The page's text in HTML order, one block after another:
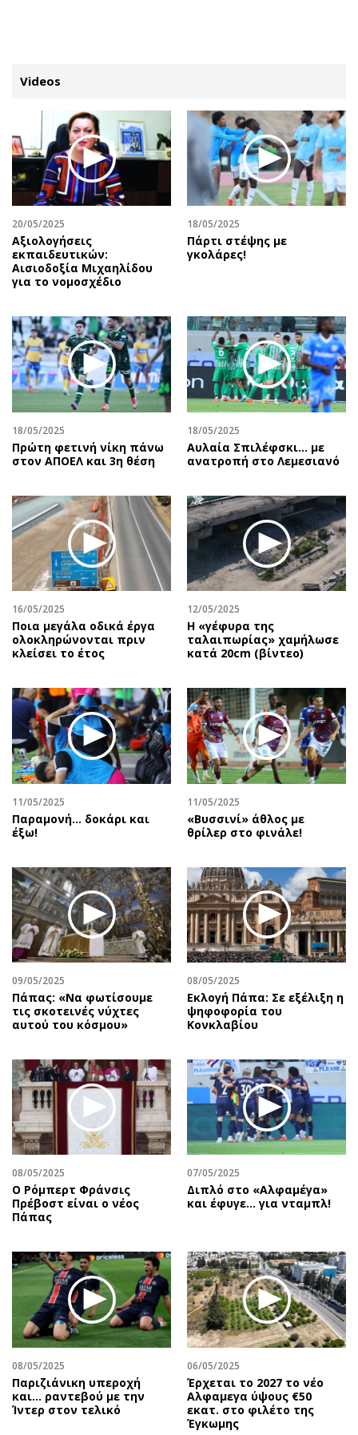
ΚΑΤΗΓΟΡΙΕΣ ΣΥΝΔΕΣΗ
Κύπρος
Παιδεία
Υγεία
Πολιτική
Βουλευτικές 2026
Εκλογές 2024
Δημοσκοπήσεις
Διπλωματία
Αθλητισμός
Κύπρος
Διεθνή
Κληρώσεις Allwyn
Οικονομία
Real Estate
Επιχειρήσεις
Αγορές
Money Review
AstroBank Properties
Trends
Ναυτιλία
Περιβάλλον
Ελλάδα
Κόσμος
Πολιτισμός
Σινεμά
Μουσική
Εικαστικά
Βιβλίο
Χειρόγραφα
Απόψεις
Αρθρογραφία
The Hill
Υγεία
Αγγελίες
Ζητούν εργασία
Θέσεις εργασίας
Geek
Νέα
Social
Αυτοκίνηση
Πολιτική
Οικονομία
Γενικά
Αναδρομές
Πρόσωπα
Περιβάλλον
Good Life
Showbiz
Ταξίδια
Συνταγές
Έξοδος
Εκπομπές
Wine routes
Uncut
Προσφορές
Προσωπικότητες στην ''Κ''
Επιστολές
Videos
20/05/2025
Αξιολογήσεις
εκπαιδευτικών:
Αισιοδοξία Μιχαηλίδου
για το νομοσχέδιο
18/05/2025
Πάρτι στέψης με
γκολάρες!
18/05/2025
Πρώτη φετινή νίκη πάνω
στον ΑΠΟΕΛ και 3η θέση
18/05/2025
Αυλαία Σπιλέφσκι... με
ανατροπή στο Λεμεσιανό
16/05/2025
Ποια μεγάλα οδικά έργα
ολοκληρώνονται πριν
κλείσει το έτος
12/05/2025
H «γέφυρα της
ταλαιπωρίας» χαμήλωσε
κατά 20cm (βίντεο)
11/05/2025
Παραμονή… δοκάρι και
έξω!
11/05/2025
«Βυσσινί» άθλος με
θρίλερ στο φινάλε!
09/05/2025
Πάπας: «Να φωτίσουμε
τις σκοτεινές νύχτες
αυτού του κόσμου»
08/05/2025
Εκλογή Πάπα: Σε εξέλιξη η
ψηφοφορία του
Κονκλαβίου
08/05/2025
Ο Ρόμπερτ Φράνσις
Πρέβοστ είναι ο νέος
Πάπας
07/05/2025
Διπλό στο «Αλφαμέγα»
και έφυγε… για νταμπλ!
08/05/2025
Παριζιάνικη υπεροχή
και... ραντεβού με την
Ίντερ στον τελικό
06/05/2025
Έρχεται το 2027 το νέο
Aλφαμεγα ύψους €50
εκατ. στο φιλέτο της
Έγκωμης